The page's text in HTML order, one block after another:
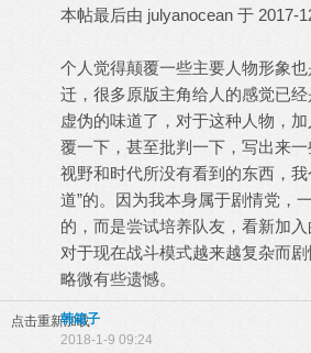
本帖最后由 julyanocean 于 2017-
个人觉得颠覆一些主要人物形象
迁，很多原版主角给人的感觉已
虚伪的味道了，对于这种人物，
覆一下，甚至批判一下，写出来
视野和时代所没有看到的东西，
道”的。因为我本身属于剧情党，
的，而是尝试培养队友，看新加
对于现在战斗模式越来越复杂而
略微有些遗憾。
点击重新加载
韩箱子
2018-1-9 09:24